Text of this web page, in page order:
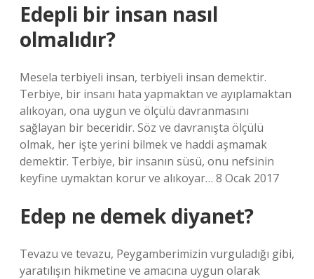
Edepli bir insan nasıl
olmalıdır?
Mesela terbiyeli insan, terbiyeli insan demektir.
Terbiye, bir insanı hata yapmaktan ve ayıplamaktan
alıkoyan, ona uygun ve ölçülü davranmasını
sağlayan bir beceridir. Söz ve davranışta ölçülü
olmak, her işte yerini bilmek ve haddi aşmamak
demektir. Terbiye, bir insanın süsü, onu nefsinin
keyfine uymaktan korur ve alıkoyar… 8 Ocak 2017
Edep ne demek diyanet?
Tevazu ve tevazu, Peygamberimizin vurguladığı gibi,
yaratılışın hikmetine ve amacına uygun olarak